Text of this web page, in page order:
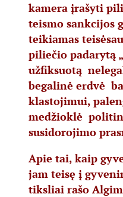
kamera įrašyti
teismo sankcijos
teikiamas
piliečio padarytą
užfiksuotą
begalinė erdvė
klastojimui,
medžioklė
susidorojimo
Apie tai, kaip
jam teisę į
tiksliai rašo